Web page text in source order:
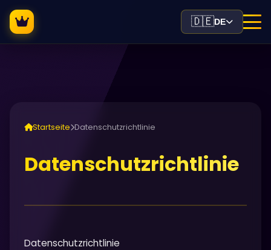
🇩🇪DE
Startseite Datenschutzrichtlinie
Datenschutzrichtlinie
Datenschutzrichtlinie